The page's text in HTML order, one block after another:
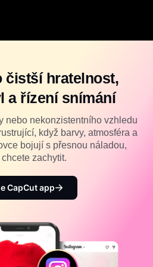
obrázků
partnery
čistší hratelnost,
a řízení snímání
nebo nekonzistentního vzhledu
když barvy, atmosféra a
bojují s přesnou náladou,
chcete zachytit.
CapCut app